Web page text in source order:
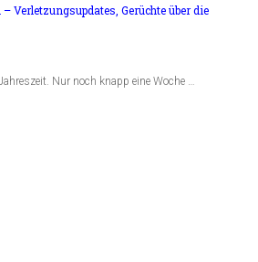
Verletzungsupdates, Gerüchte über die
Nur noch knapp eine Woche …